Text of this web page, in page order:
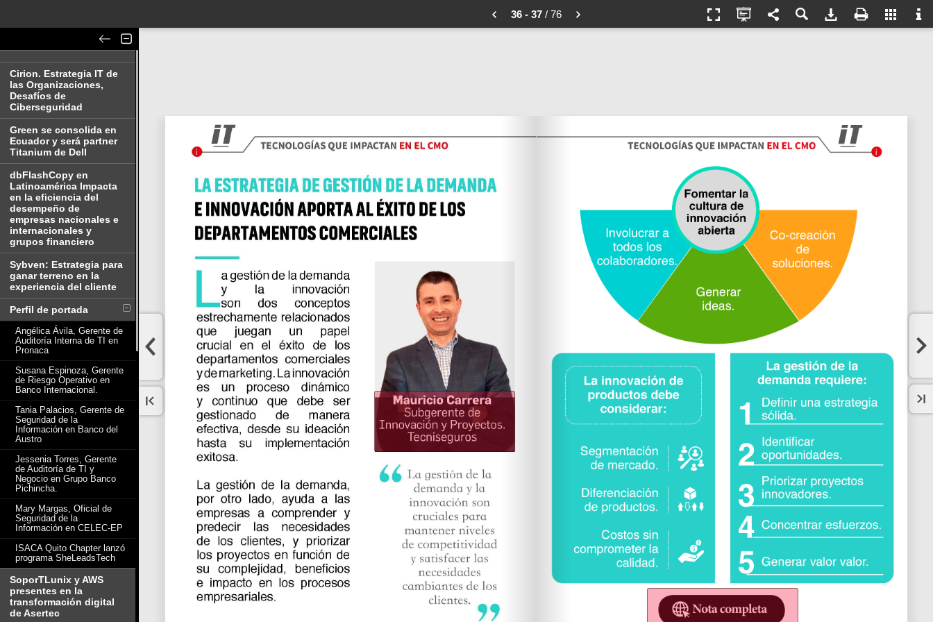
36 - 37/ 76
Cirion. Estrategia IT de
las Organizaciones,
Desafíos de
Ciberseguridad
Green se consolida en
Ecuador y será partner
Titanium de Dell
dbFlashCopy en
Latinoamérica Impacta
en la eficiencia del
desempeño de
empresas nacionales e
internacionales y
grupos financiero
Sybven: Estrategia para
ganar terreno en la
experiencia del cliente
Perfil de portada
Angélica Ávila, Gerente de
Auditoría Interna de TI en
Pronaca
Susana Espinoza, Gerente
de Riesgo Operativo en
Banco Internacional.
Tania Palacios, Gerente de
Seguridad de la
Información en Banco del
Austro
Jessenia Torres, Gerente
de Auditoría de TI y
Negocio en Grupo Banco
Pichincha.
Mary Margas, Oficial de
Seguridad de la
Información en CELEC-EP
ISACA Quito Chapter lanzó
programa SheLeadsTech
SoporTLunix y AWS
presentes en la
transformación digital
de Asertec